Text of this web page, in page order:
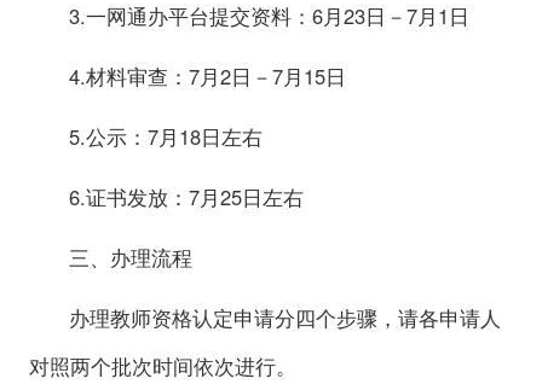
3.一网通办平台提交资料：6月23日－7月1日
4.材料审查：7月2日－7月15日
5.公示：7月18日左右
6.证书发放：7月25日左右
三、办理流程
办理教师资格认定申请分四个步骤，请各申请人
对照两个批次时间依次进行。